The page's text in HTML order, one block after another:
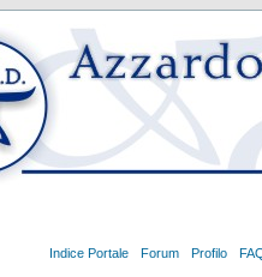
Indice Portale Forum Profilo